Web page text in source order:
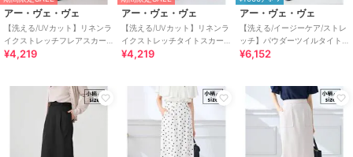
アー・ヴェ・ヴェ
【洗える/UVカット】リネンラ
イクストレッチフレアスカー
ト
¥4,219
アー・ヴェ・ヴェ
【洗える/UVカット】リネンラ
イクストレッチタイトスカー
ト
¥4,219
アー・ヴェ・ヴェ
【洗える/イージーケア/ストレ
ッチ】パウダーツイルタイト
スカート
¥6,152